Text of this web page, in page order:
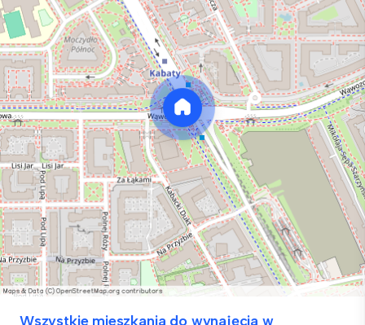
Wszystkie mieszkania do wynajęcia w